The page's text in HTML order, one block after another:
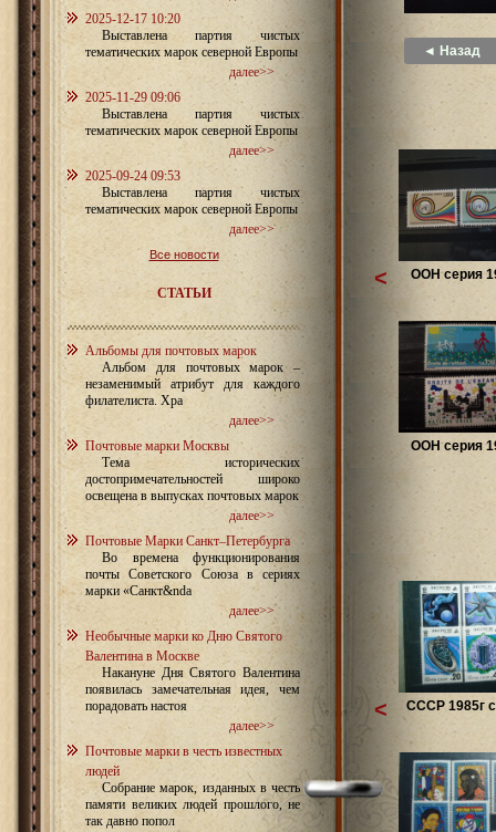
2025-12-17 10:20
Выставлена партия чистых
тематических марок северной Европы
далее>>
2025-11-29 09:06
Выставлена партия чистых
тематических марок северной Европы
далее>>
2025-09-24 09:53
Выставлена партия чистых
тематических марок северной Европы
далее>>
Все новости
СТАТЬИ
Альбомы для почтовых марок
Альбом для почтовых марок –
незаменимый атрибут для каждого
филателиста. Хра
далее>>
Почтовые марки Москвы
Тема исторических
достопримечательностей широко
освещена в выпусках почтовых марок
далее>>
Почтовые Марки Санкт–Петербурга
Во времена функционирования
почты Советского Союза в сериях
марки «Санкт&nda
далее>>
Необычные марки ко Дню Святого
Валентина в Москве
Накануне Дня Святого Валентина
появилась замечательная идея, чем
порадовать настоя
далее>>
Почтовые марки в честь известных
людей
Собрание марок, изданных в честь
памяти великих людей прошлого, не
так давно попол
◄ Назад
ООН серия
ООН серия
<
СССР 1985г
<